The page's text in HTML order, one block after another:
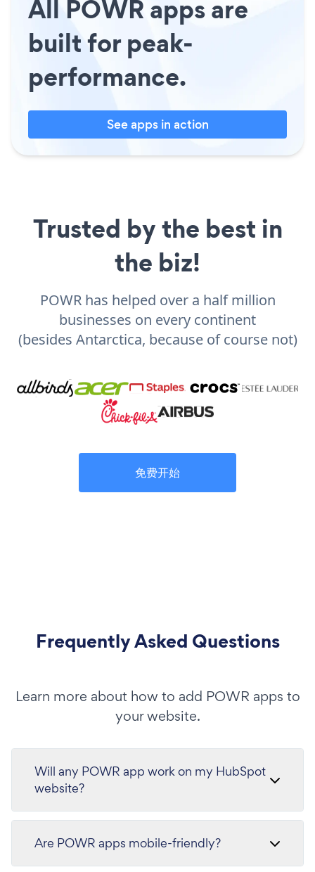
All POWR apps are
built for peak-
performance.
See apps in action
Trusted by the best in
the biz!
POWR has helped over a half million
businesses on every continent
(besides Antarctica, because of course not)
免费开始
Frequently Asked Questions
Learn more about how to add POWR apps to
your website.
Will any POWR app work on my HubSpot
website?
Are POWR apps mobile-friendly?